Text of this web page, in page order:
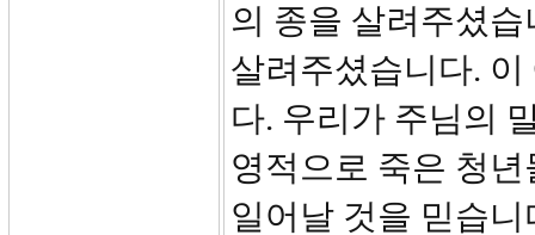
의 종을 살려주셨
살려주셨습니다.
다. 우리가 주님의
영적으로 죽은 청
일어날 것을 믿습